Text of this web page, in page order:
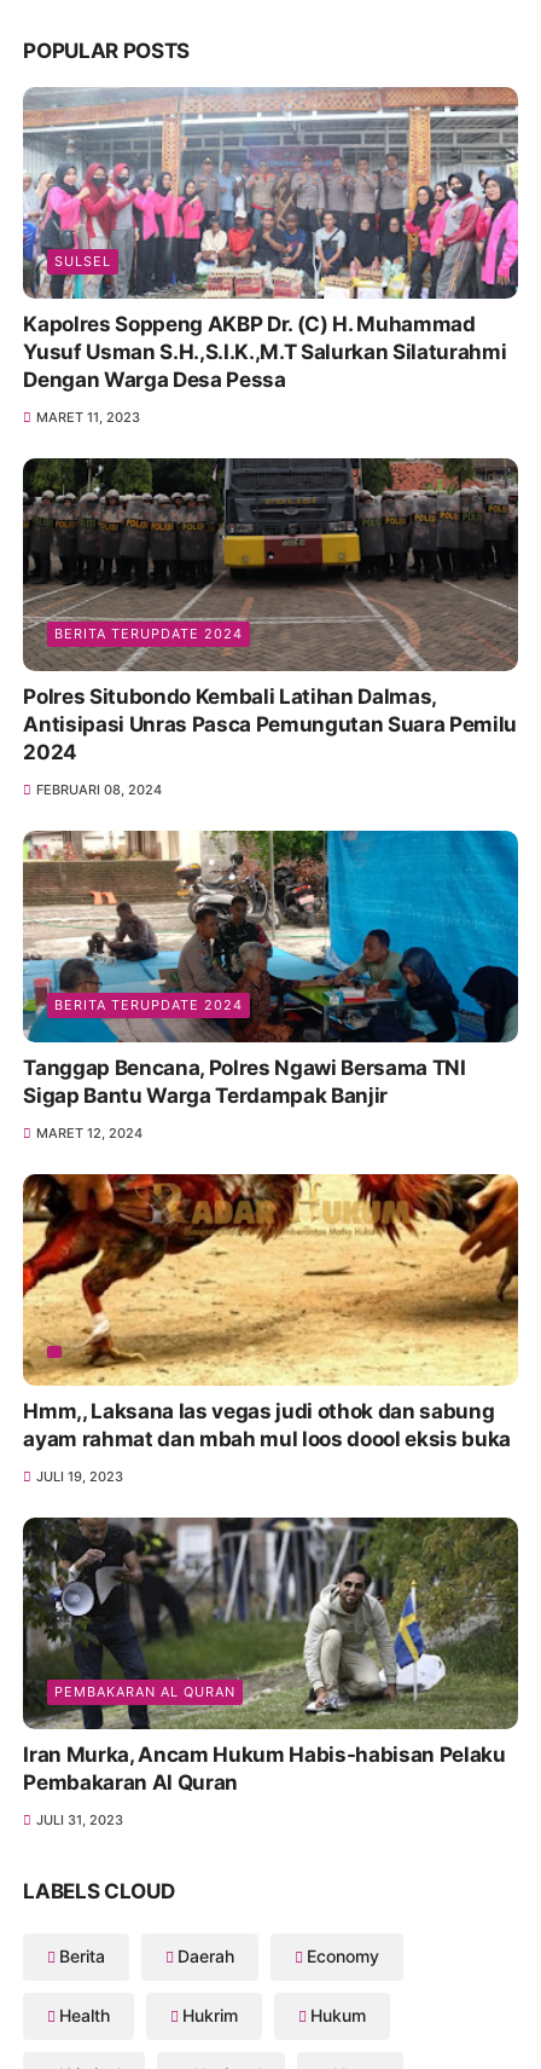
POPULAR POSTS
SULSEL
Kapolres Soppeng AKBP Dr. (C) H. Muhammad
Yusuf Usman S.H.,S.I.K.,M.T Salurkan Silaturahmi
Dengan Warga Desa Pessa
MARET 11, 2023
BERITA TERUPDATE 2024
Polres Situbondo Kembali Latihan Dalmas,
Antisipasi Unras Pasca Pemungutan Suara Pemilu
2024
FEBRUARI 08, 2024
BERITA TERUPDATE 2024
Tanggap Bencana, Polres Ngawi Bersama TNI
Sigap Bantu Warga Terdampak Banjir
MARET 12, 2024
Hmm,, Laksana las vegas judi othok dan sabung
ayam rahmat dan mbah mul loos doool eksis buka
JULI 19, 2023
PEMBAKARAN AL QURAN
Iran Murka, Ancam Hukum Habis-habisan Pelaku
Pembakaran Al Quran
JULI 31, 2023
LABELS CLOUD
Berita Daerah Economy
Health Hukrim Hukum